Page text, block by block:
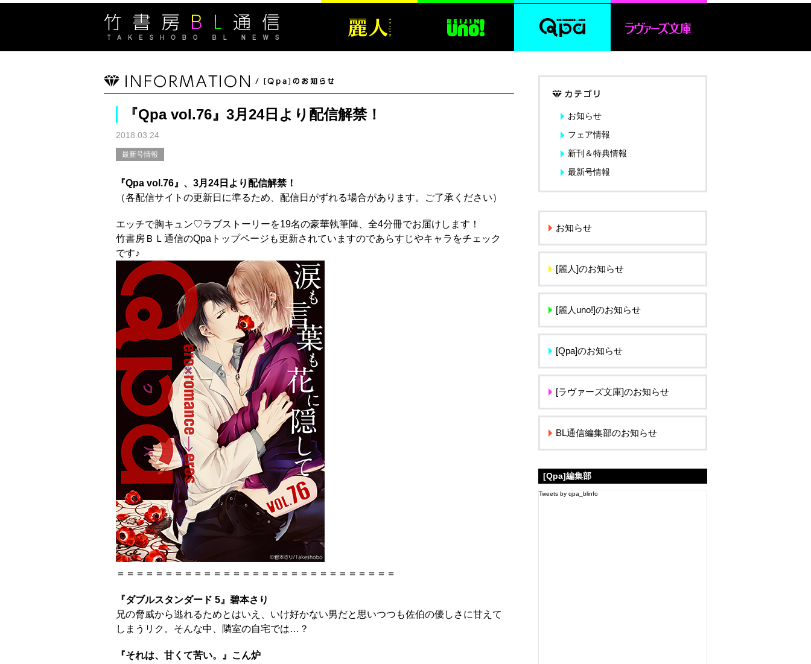
『Qpa vol.76』3月24日より配信解禁！
2018.03.24
最新号情報
『Qpa vol.76』、3月24日より配信解禁！
（各配信サイトの更新日に準るため、配信日がずれる場合があります。ご了承ください）
エッチで胸キュン♡ラブストーリーを19名の豪華執筆陣、全4分冊でお届けします！
竹書房ＢＬ通信のQpaトップページも更新されていますのであらすじやキャラをチェック
です♪
＝＝＝＝＝＝＝＝＝＝＝＝＝＝＝＝＝＝＝＝＝＝＝＝＝＝＝＝＝
『ダブルスタンダード 5』碧本さり
兄の脅威から逃れるためとはいえ、いけ好かない男だと思いつつも佐伯の優しさに甘えて
しまうリク。そんな中、隣室の自宅では…？
『それは、甘くて苦い。』こん炉
お知らせ
フェア情報
新刊＆特典情報
最新号情報
お知らせ
[麗人]のお知らせ
[麗人uno!]のお知らせ
[Qpa]のお知らせ
[ラヴァーズ文庫]のお知らせ
BL通信編集部のお知らせ
[Qpa]編集部
Tweets by qpa_blinfo